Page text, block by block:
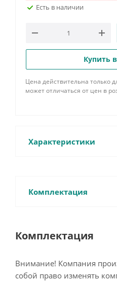
Есть в наличии
Купить
Цена действительна только
может отличаться от цен в
Характеристики
Комплектация
Комплектация
Внимание! Компания
собой право изменять